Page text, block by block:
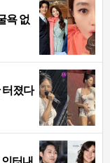
욕 없
졌다